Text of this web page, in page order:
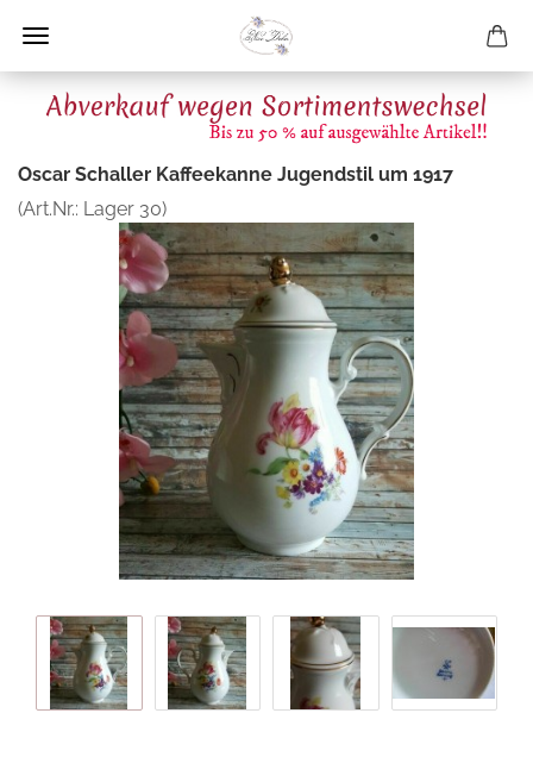
Oscar Schaller Kaffeekanne Jugendstil um 1917
(Art.Nr.: Lager 30)